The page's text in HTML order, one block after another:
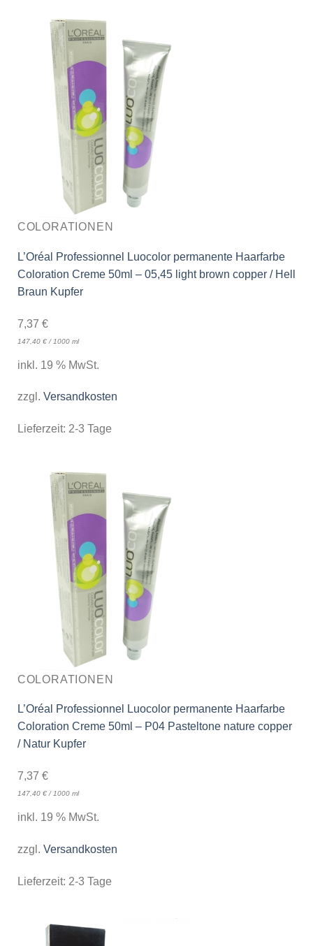
COLORATIONEN
L’Oréal Professionnel Luocolor permanente Haarfarbe
Coloration Creme 50ml – 05,45 light brown copper / Hell
Braun Kupfer
7,37 €
147,40 €/ 1000 ml
inkl. 19 % MwSt.
zzgl. Versandkosten
Lieferzeit: 2-3 Tage
COLORATIONEN
L’Oréal Professionnel Luocolor permanente Haarfarbe
Coloration Creme 50ml – P04 Pasteltone nature copper
/ Natur Kupfer
7,37 €
147,40 €/ 1000 ml
inkl. 19 % MwSt.
zzgl. Versandkosten
Lieferzeit: 2-3 Tage